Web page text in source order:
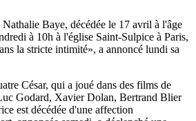
Baye, décédée le 17 avril à l'âge
à 10h à l'église Saint-Sulpice à Paris,
la stricte intimité», a annoncé lundi sa
César, qui a joué dans des films de
Godard, Xavier Dolan, Bertrand Blier
est décédée d'une affection